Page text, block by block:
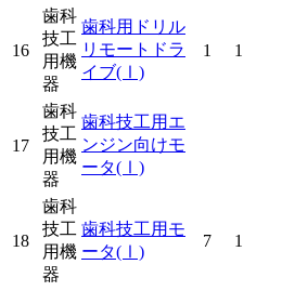
16
歯科
技工
用機
器
歯科用ドリル
リモートドラ
イブ(Ⅰ)
1 1
17
歯科
技工
用機
器
歯科技工用エ
ンジン向けモ
ータ(Ⅰ)
18
歯科
技工
用機
器
歯科技工用モ
ータ(Ⅰ)
7 1